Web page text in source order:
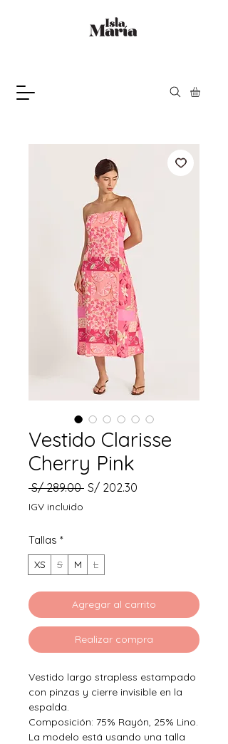
Vestido Clarisse
Cherry Pink
S/ 289.00 Precio
S/ 202.30
IGV incluido
Tallas *
XS S M L
Agregar al carrito
Realizar compra
Vestido largo strapless estampado
con pinzas y cierre invisible en la
espalda.
Composición: 75% Rayón, 25% Lino.
La modelo está usando una talla